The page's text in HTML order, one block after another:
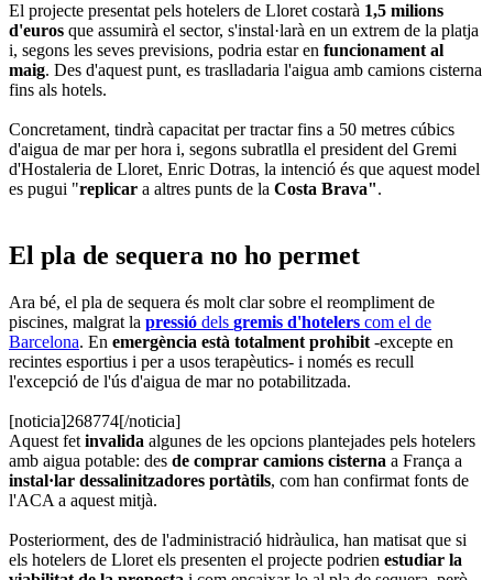
El projecte presentat pels hotelers de Lloret costarà 1,5 milions
d'euros que assumirà el sector, s'instal·larà en un extrem de la platja
i, segons les seves previsions, podria estar en funcionament al
maig. Des d'aquest punt, es traslladaria l'aigua amb camions cisterna
fins als hotels.
Concretament, tindrà capacitat per tractar fins a 50 metres cúbics
d'aigua de mar per hora i, segons subratlla el president del Gremi
d'Hostaleria de Lloret, Enric Dotras, la intenció és que aquest model
es pugui "replicar a altres punts de la Costa Brava".
El pla de sequera no ho permet
Ara bé, el pla de sequera és molt clar sobre el reompliment de
piscines, malgrat la pressió dels gremis d'hotelers com el de
Barcelona. En emergència està totalment prohibit -excepte en
recintes esportius i per a usos terapèutics- i només es recull
l'excepció de l'ús d'aigua de mar no potabilitzada.
[noticia]268774[/noticia]
Aquest fet invalida algunes de les opcions plantejades pels hotelers
amb aigua potable: des de comprar camions cisterna a França a
instal·lar dessalinitzadores portàtils, com han confirmat fonts de
l'ACA a aquest mitjà.
Posteriorment, des de l'administració hidràulica, han matisat que si
els hotelers de Lloret els presenten el projecte podrien estudiar la